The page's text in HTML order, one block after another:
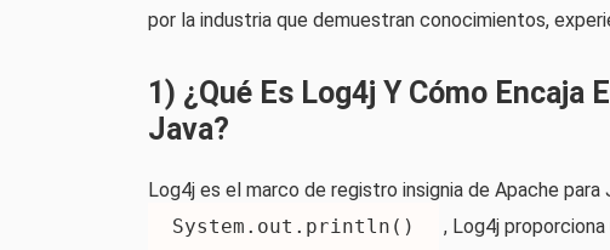
por la industria que demuestran conocimientos,
1) ¿Qué Es Log4j Y Cómo Encaja
Java?
Log4j es el marco de registro insignia de Apache
System.out.println()
, Log4j